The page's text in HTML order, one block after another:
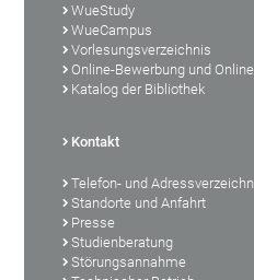
WueStudy
WueCampus
Vorlesungsverzeichnis
Online-Bewerbung und
Katalog der Bibliothek
Kontakt
Telefon- und
Standorte und Anfahrt
Presse
Studienberatung
Störungsannahme